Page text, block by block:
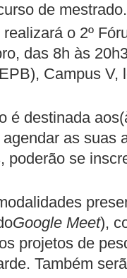
de mestrado.
o 2º
das 8h às
Campus V,
é destinada
as suas
poderão se
Google Meet),
projetos de
Também